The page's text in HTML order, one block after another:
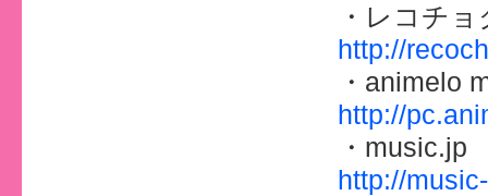
・レコチョ
http://
・animelo
http://
・music.jp
http://